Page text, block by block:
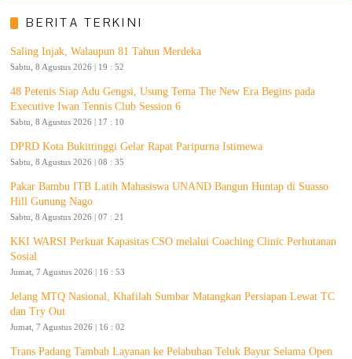
BERITA TERKINI
Saling Injak, Walaupun 81 Tahun Merdeka
Sabtu, 8 Agustus 2026 | 19 : 52
48 Petenis Siap Adu Gengsi, Usung Tema The New Era Begins pada
Executive Iwan Tennis Club Session 6
Sabtu, 8 Agustus 2026 | 17 : 10
DPRD Kota Bukittinggi Gelar Rapat Paripurna Istimewa
Sabtu, 8 Agustus 2026 | 08 : 35
Pakar Bambu ITB Latih Mahasiswa UNAND Bangun Huntap di Suasso
Hill Gunung Nago
Sabtu, 8 Agustus 2026 | 07 : 21
KKI WARSI Perkuat Kapasitas CSO melalui Coaching Clinic Perhutanan
Sosial
Jumat, 7 Agustus 2026 | 16 : 53
Jelang MTQ Nasional, Khafilah Sumbar Matangkan Persiapan Lewat TC
dan Try Out
Jumat, 7 Agustus 2026 | 16 : 02
Trans Padang Tambah Layanan ke Pelabuhan Teluk Bayur Selama Open